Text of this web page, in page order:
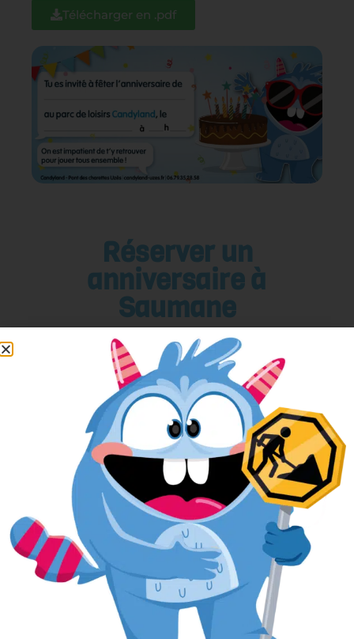
Télécharger en .pdf
Réserver un
anniversaire à
Saumane
Pour réserver votre anniversaire
facilement, remplissez le formulaire ci-
après.
L’anniversaire sera alors réservé dans
notre planning, et si nous avons besoin
de vous contacter, nous aurons toutes
vos informations sous la main.